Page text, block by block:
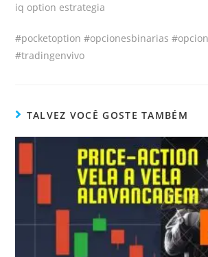
iq option estrategia
#pocketoption #opcionesbinarias
#tradingenvivo
TALVEZ VOCÊ GOSTE TAMBÉM